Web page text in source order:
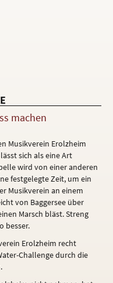
machen
Musikverein Erolzheim
sich als eine Art
wird von einer anderen
festgelegte Zeit, um ein
Musikverein an einem
von Baggersee über
Marsch bläst. Streng
besser.
Erolzheim recht
Challenge durch die